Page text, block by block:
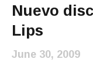
Nuevo
Lips
June 30, 2009